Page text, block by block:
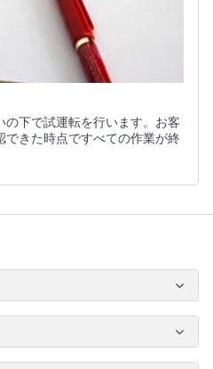
下で試運転を行います。お客
きた時点ですべての作業が終